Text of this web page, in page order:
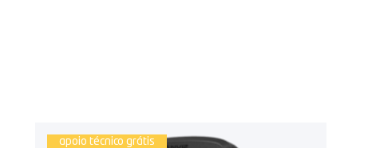
apoio técnico grátis